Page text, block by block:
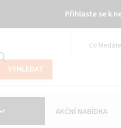
Přihlaste se k
AKČNÍ NABÍDKA